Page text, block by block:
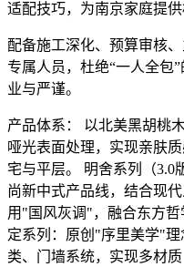
适配技巧，为南京家庭提
配备施工深化、预算审核
专属人员，杜绝“一人全包
业与严谨。
产品体系： 以北美黑胡桃
哑光表面处理，实现亲肤
宅与平层。 明舍系列（3.0
尚新中式产品线，结合现
用"国风灰调"，融合东方哲
定系列：原创"序里美学"
类、门墙系统，实现多材